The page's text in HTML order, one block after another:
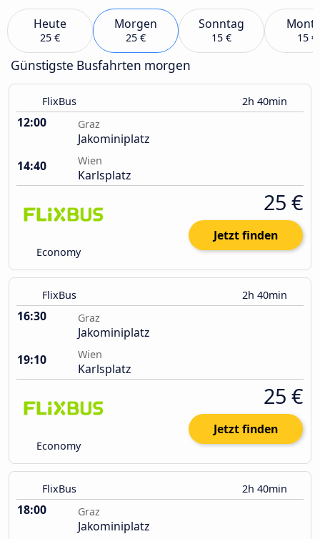
Heute
25 €
Morgen
25 €
Sonntag
15 € 15 €
Günstigste Busfahrten morgen
FlixBus 2h 40min
12:00 Graz
Jakominiplatz
14:40
Wien
Karlsplatz
Economy
25 €
Jetzt finden
FlixBus 2h 40min
16:30 Graz
Jakominiplatz
19:10
Wien
Karlsplatz
Economy
25 €
Jetzt finden
FlixBus 2h 40min
18:00 Graz
Jakominiplatz